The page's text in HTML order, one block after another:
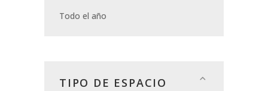
Todo el año
TIPO DE ESPACIO